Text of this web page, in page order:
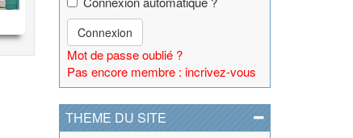
Connexion
Mot de passe oublié ?
Pas encore membre : incrivez-vous
THEME DU SITE